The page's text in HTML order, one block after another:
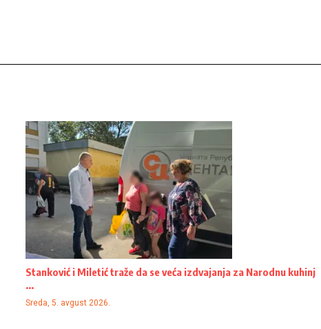
Stanković i Miletić traže da se veća izdvajanja za Narodnu kuhinj
...
Sreda, 5. avgust 2026.